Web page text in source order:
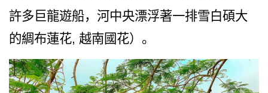
許多巨龍遊船，河中央漂浮著一排雪白碩大
的綢布蓮花, 越南國花）。